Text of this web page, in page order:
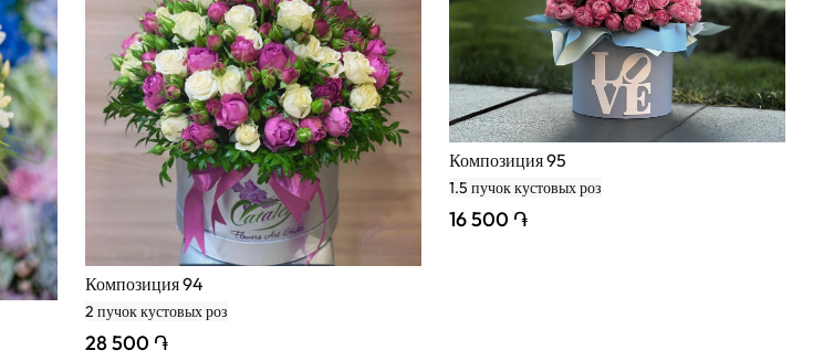
Композиция 94
2 пучок кустовых роз
28 500 ֏
Композиция 95
1.5 пучок кустовых роз
16 500 ֏